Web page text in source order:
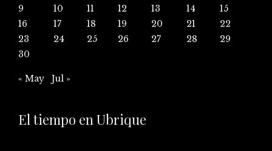
9
10 11 12 13 14
15
16
17 18 19 20 21
22
23
24 25 26 27 28
29
30
« May Jul »
El tiempo en Ubrique